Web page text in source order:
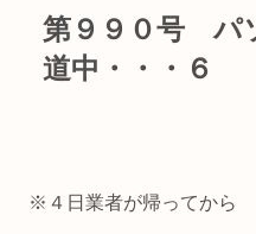
第９９０号 パ
道中・・・６
※４日業者が帰ってから